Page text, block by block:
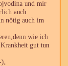
und mir
auch
nötig auch im
wie ich
Krankheit gut tun